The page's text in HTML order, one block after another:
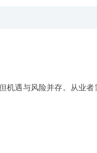
遇与风险并存。从业者